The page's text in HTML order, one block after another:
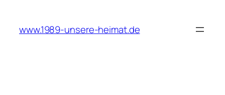
springen
www.1989-unsere-heimat.de